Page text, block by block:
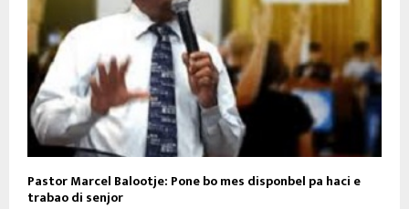
Pastor Marcel Balootje: Pone bo mes disponbel pa haci e
trabao di senjor